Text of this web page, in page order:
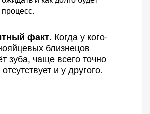
факт. Когда у кого-
близнецов
зуба, чаще всего точно
и у другого.